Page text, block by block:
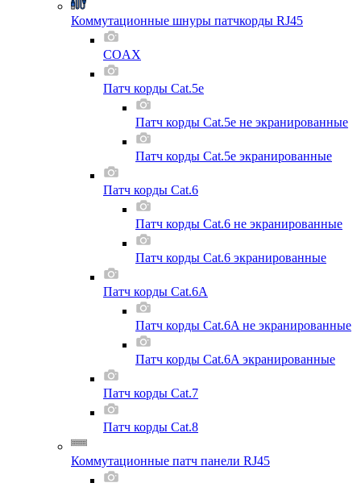
Коммутационные шнуры патчкорды RJ45
COAX
Патч корды Cat.5e
Патч корды Cat.5e не экранированные
Патч корды Cat.5e экранированные
Патч корды Cat.6
Патч корды Cat.6 не экранированные
Патч корды Cat.6 экранированные
Патч корды Cat.6A
Патч корды Cat.6A не экранированные
Патч корды Cat.6A экранированные
Патч корды Cat.7
Патч корды Cat.8
Коммутационные патч панели RJ45